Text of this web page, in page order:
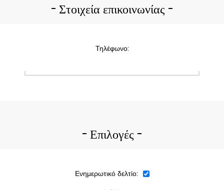
Στοιχεία επικοινωνίας
Τηλέφωνο:
Επιλογές
Ενημερωτικό δελτίο: